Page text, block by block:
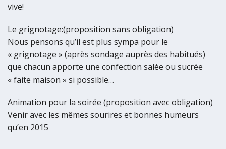
vive!
Le grignotage:(proposition sans obligation)
Nous pensons qu’il est plus sympa pour le
« grignotage » (après sondage auprès des habitués)
que chacun apporte une confection salée ou sucrée
« faite maison » si possible…
Animation pour la soirée (proposition avec obligation)
Venir avec les mêmes sourires et bonnes humeurs
qu’en 2015